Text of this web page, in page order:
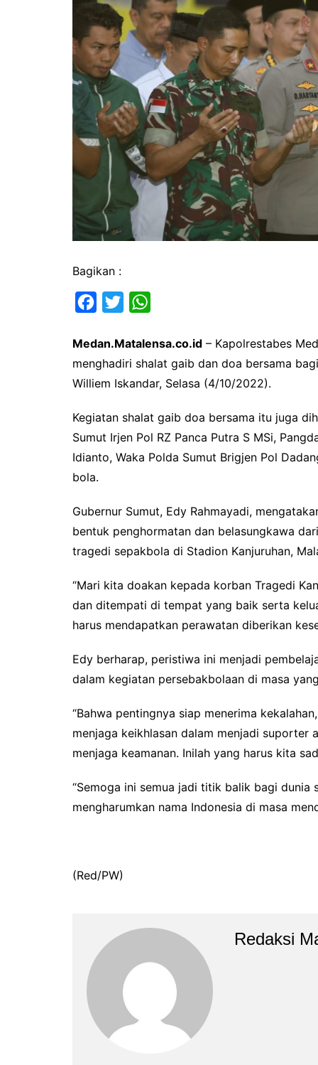
Bagikan :
c
e
b
k
i
t
t
a
t
s
p
p
Medan.Matalensa.co.id – Kapolrestabes
menghadiri shalat gaib dan doa bersama
Williem Iskandar, Selasa (4/10/2022).
Kegiatan shalat gaib doa bersama itu juga
Sumut Irjen Pol RZ Panca Putra S MSi,
Idianto, Waka Polda Sumut Brigjen Pol
bola.
Gubernur Sumut, Edy Rahmayadi,
bentuk penghormatan dan belasungkawa
tragedi sepakbola di Stadion Kanjuruhan,
“Mari kita doakan kepada korban Tragedi
dan ditempati di tempat yang baik serta
harus mendapatkan perawatan diberikan
Edy berharap, peristiwa ini menjadi
dalam kegiatan persebakbolaan di masa
“Bahwa pentingnya siap menerima
menjaga keikhlasan dalam menjadi suporter
menjaga keamanan. Inilah yang harus kita
“Semoga ini semua jadi titik balik bagi
mengharumkan nama Indonesia di masa
(Red/PW)
Redaksi